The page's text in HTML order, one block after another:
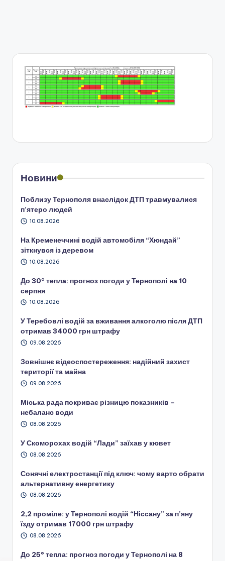
Новини
Поблизу Тернополя внаслідок ДТП травмувалися
п’ятеро людей
10.08.2026
На Кременеччині водій автомобіля “Хюндай”
зіткнувся із деревом
10.08.2026
До 30° тепла: прогноз погоди у Тернополі на 10
серпня
10.08.2026
У Теребовлі водій за вживання алкоголю після ДТП
отримав 34000 грн штрафу
09.08.2026
Зовнішнє відеоспостереження: надійний захист
території та майна
09.08.2026
Міська рада покриває різницю показників –
небаланс води
08.08.2026
У Скоморохах водій “Лади” заїхав у кювет
08.08.2026
Сонячні електростанції під ключ: чому варто обрати
альтернативну енергетику
08.08.2026
2,2 проміле: у Тернополі водій “Ніссану” за п’яну
їзду отримав 17000 грн штрафу
08.08.2026
До 25° тепла: прогноз погоди у Тернополі на 8